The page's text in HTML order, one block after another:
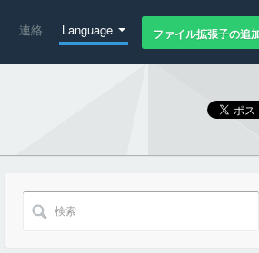
連絡 Language ファイル拡張子の追